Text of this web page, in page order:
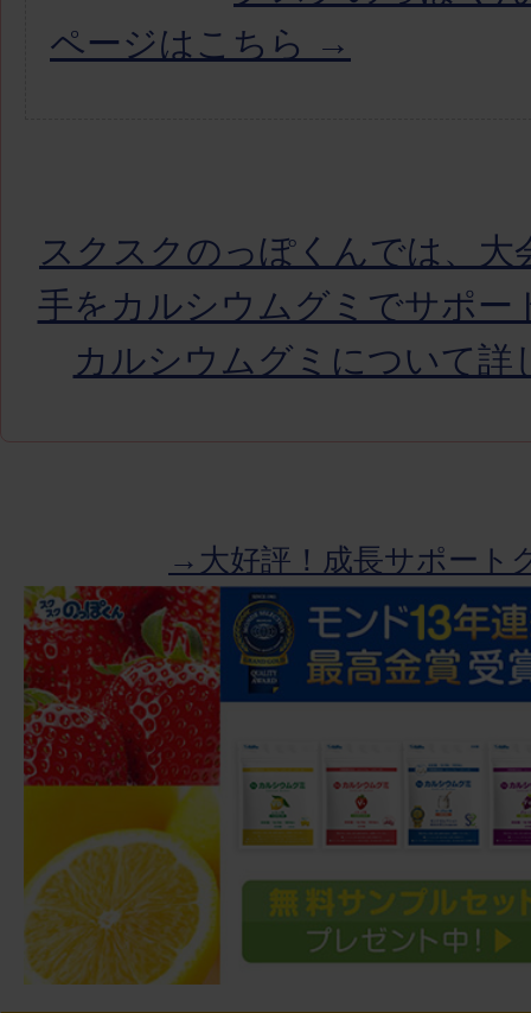
ページはこちら →
スクスクのっぽくんでは、大
手をカルシウムグミでサポー
カルシウムグミについて詳
→大好評！成長サポート